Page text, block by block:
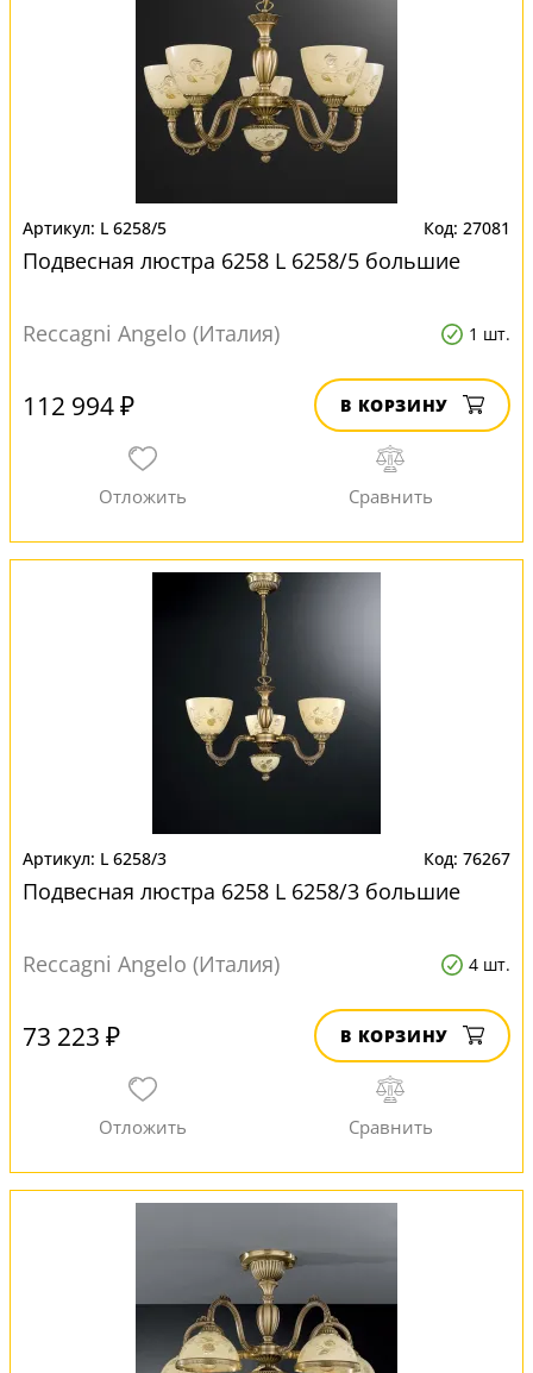
L 6258/5 27081
Подвесная люстра 6258 L 6258/5 большие
Reccagni Angelo (Италия) 1 шт.
112 994 ₽ В КОРЗИНУ
L 6258/3 76267
Подвесная люстра 6258 L 6258/3 большие
Reccagni Angelo (Италия) 4 шт.
73 223 ₽ В КОРЗИНУ